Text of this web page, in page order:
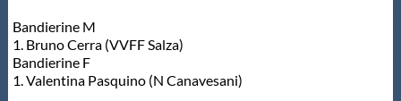
Bandierine M
1. Bruno Cerra (VVFF Salza)
Bandierine F
1. Valentina Pasquino (N Canavesani)